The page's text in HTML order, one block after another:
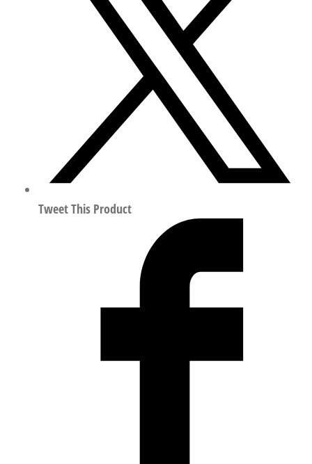
1
551005
Tweet This Product